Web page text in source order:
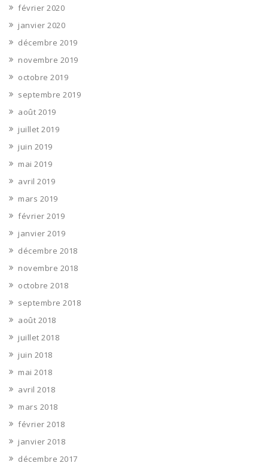
février 2020
janvier 2020
décembre 2019
novembre 2019
octobre 2019
septembre 2019
août 2019
juillet 2019
juin 2019
mai 2019
avril 2019
mars 2019
février 2019
janvier 2019
décembre 2018
novembre 2018
octobre 2018
septembre 2018
août 2018
juillet 2018
juin 2018
mai 2018
avril 2018
mars 2018
février 2018
janvier 2018
décembre 2017